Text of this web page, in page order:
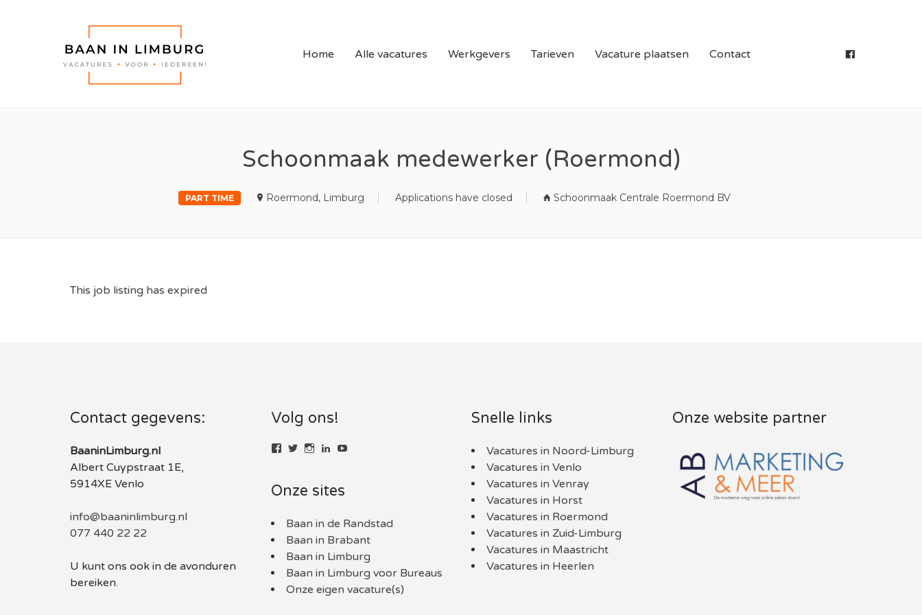
Home Alle vacatures Werkgevers Tarieven Vacature plaatsen Contact
Schoonmaak medewerker (Roermond)
PART TIME Roermond, Limburg Applications have closed Schoonmaak Centrale Roermond BV
This job listing has expired
Contact gegevens:
BaaninLimburg.nl
Albert Cuypstraat 1E,
5914XE Venlo
info@baaninlimburg.nl
077 440 22 22
U kunt ons ook in de avonduren
bereiken.
Volg ons!
Bekijk
baaninlimburg.nl
Bekijk
BaaninLimburgNL
Bekijk
baaninlimburg.nl
LinkedIn
YouTube
Onze sites
Baan in de Randstad
Baan in Brabant
Baan in Limburg
Baan in Limburg voor Bureaus
Onze eigen vacature(s)
Snelle links
Vacatures in Noord-Limburg
Vacatures in Venlo
Vacatures in Venray
Vacatures in Horst
Vacatures in Roermond
Vacatures in Zuid-Limburg
Vacatures in Maastricht
Vacatures in Heerlen
Onze website partner